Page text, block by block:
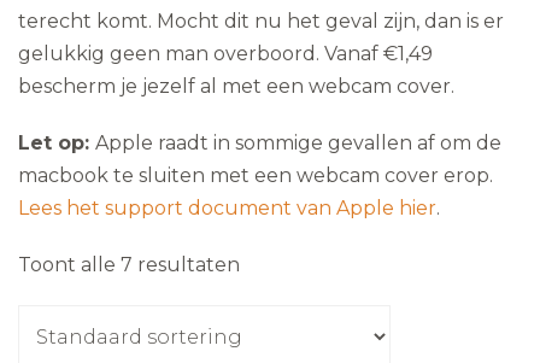
terecht komt. Mocht dit nu het geval zijn, dan is er
gelukkig geen man overboord. Vanaf €1,49
bescherm je jezelf al met een webcam cover.
Let op: Apple raadt in sommige gevallen af om de
macbook te sluiten met een webcam cover erop.
Lees het support document van Apple hier.
Toont alle 7 resultaten